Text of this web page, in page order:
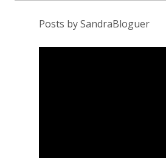
Posts by SandraBloguer